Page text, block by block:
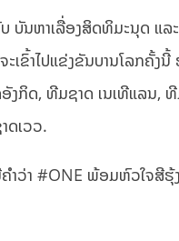
ບັນຫາເລື່ອງສິດທິມະນຸດ ແລ
ເຂົ້າໄປແຂ່ງຂັນບານໂລກຄັ້ງ
ງກິດ, ທີມຊາດ ເນເທີແລນ,
ດເວວ.
ຳວ່າ #ONE ພ້ອມຫົວໃຈສີຮຸ້